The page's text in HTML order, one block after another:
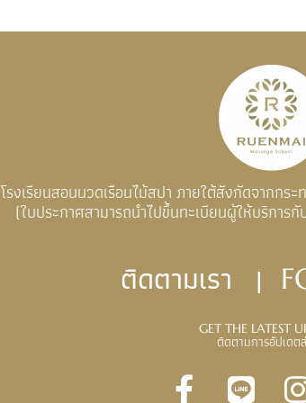
โรงเรียนสอนนวดเรือนไม้สปา ภายใต้สังกัดจากกร
(ใบประกาศสามารถนำไปขึ้นทะเบียนผู้ให้บริกา
ติดตามเรา |
GET THE LATEST
ติดตามการอัปเดต